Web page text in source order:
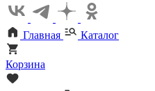
Главная Каталог
Корзина